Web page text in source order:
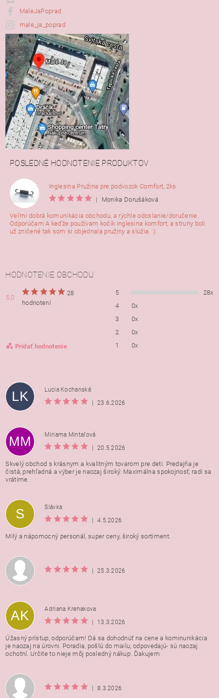
MaleJaPoprad
male_ja_poprad
POSLEDNÉ HODNOTENIE PRODUKTOV
Inglesina Pružina pre podvozok Comfort, 2ks
|
Monika Dorušáková
Veľmi dobrá komunikácia obchodu, a rýchle odoslanie/doručenie.
Odporúčam A keďže používam kočík inglesina komfort, a struny boli
už zničené tak som si objednala pružiny a slúžia. :)
HODNOTENIE OBCHODU
5,0
28
hodnotení
Pridať hodnotenie
5
28x
4
0x
3
0x
2
0x
1
0x
Vložením hodnotenie súhlasíte s
osobných údajov
LK
Lucia Kochanská
|
23.6.2026
MM
Miriama Mintaľová
|
20.5.2026
Skvelý obchod s krásnym a kvalitným tovarom pre deti. Predajňa je
čistá, prehľadná a výber je naozaj široký. Maximálna spokojnosť, radi sa
vrátime.
S
Slávka
|
4.5.2026
Milý a nápomocný personál, super ceny, široký sortiment.
| 25.3.2026
AK
Adriana Krehakova
|
13.3.2026
Úžasný prístup, odporúčam! Dá sa dohodnúť na cene a kominunikácia
je naozaj na úrovni. Poradia, pošlú do mailu, odpovedajú- sú naozaj
ochotní. Určite to nieje môj posledný nákup. Ďakujem
| 8.3.2026